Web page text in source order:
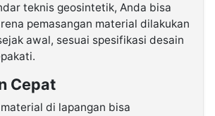
teknis geosintetik, Anda bisa
pemasangan material dilakukan
awal, sesuai spesifikasi desain
Cepat
di lapangan bisa